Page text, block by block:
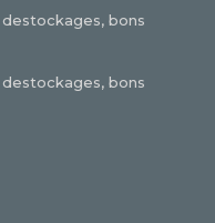
bons
bons